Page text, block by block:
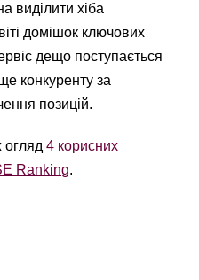
виділити хіба
домішок ключових
дещо поступається
конкуренту за
позицій.
огляд4 корисних
Ranking.